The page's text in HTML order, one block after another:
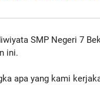
SMP Negeri 7
ini.
apa yang kami